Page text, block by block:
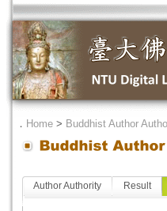
． Home > Buddhist Author
Author Authority Result